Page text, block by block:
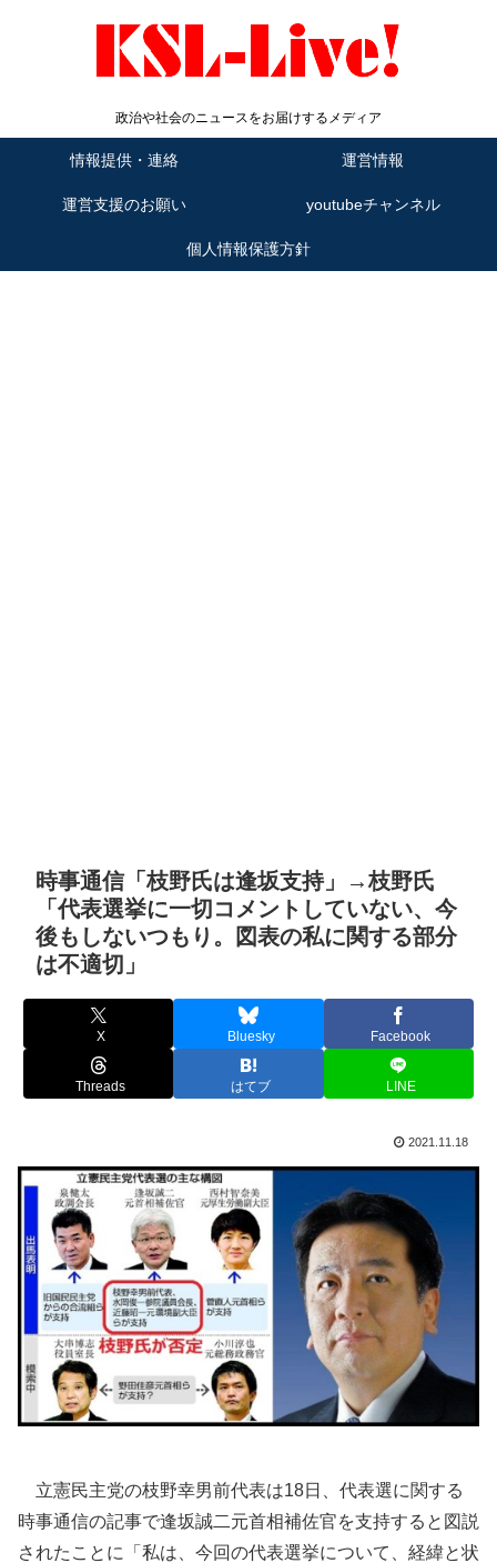
政治や社会のニュースをお届けするメディア
情報提供・連絡 運営情報
運営支援のお願い youtubeチャンネル
個人情報保護方針
時事通信「枝野氏は逢坂支持」→枝野氏
「代表選挙に一切コメントしていない、今
後もしないつもり。図表の私に関する部分
は不適切」
X Bluesky Facebook
Threads はてブ LINE
2021.11.18
立憲民主党の枝野幸男前代表は18日、代表選に関する
時事通信の記事で逢坂誠二元首相補佐官を支持すると図説
されたことに「私は、今回の代表選挙について、経緯と状